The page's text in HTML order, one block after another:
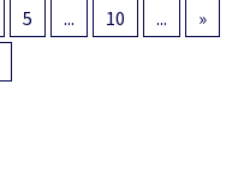
5 ... 10 ...
»